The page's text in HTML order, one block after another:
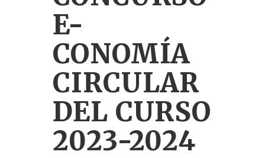
E-
CONOMÍA
CIRCULAR
DEL CURSO
2023-2024